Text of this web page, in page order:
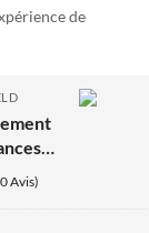
de
Avis)